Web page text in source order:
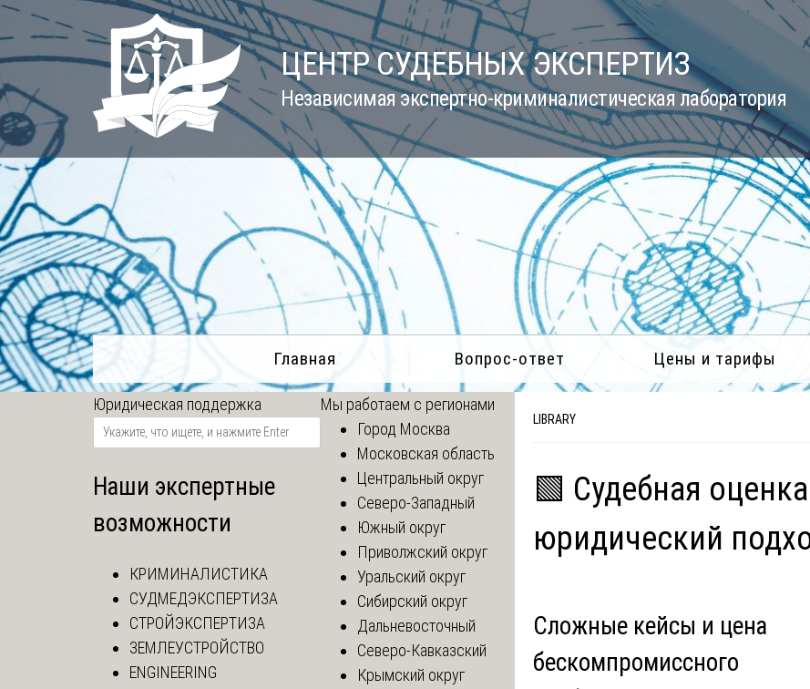
Skip
to
content
ЦЕНТР СУДЕБНЫХ ЭКСПЕРТИЗ
Независимая экспертно-криминалистическая лаборатория
Главная Вопрос-ответ Цены и тарифы
LIBRARY
🟩 Судебная
юридический
Сложные кейсы и цена
бескомпромиссного
Юридическая поддержка
Наши экспертные
возможности
КРИМИНАЛИСТИКА
СУДМЕДЭКСПЕРТИЗА
СТРОЙЭКСПЕРТИЗА
ЗЕМЛЕУСТРОЙСТВО
ENGINEERING
Мы работаем с регионами
Город Москва
Московская область
Центральный округ
Северо-Западный
Южный округ
Приволжский округ
Уральский округ
Сибирский округ
Дальневосточный
Северо-Кавказский
Крымский округ